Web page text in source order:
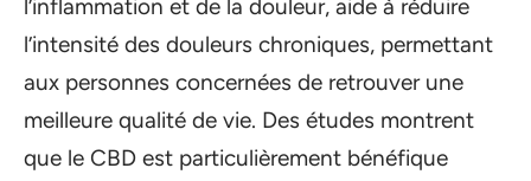
l’inflammation et de la douleur, aide à réduire
l’intensité des douleurs chroniques, permettant
aux personnes concernées de retrouver une
meilleure qualité de vie. Des études montrent
que le CBD est particulièrement bénéfique